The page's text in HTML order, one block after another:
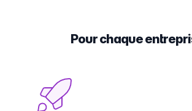
Pour chaque